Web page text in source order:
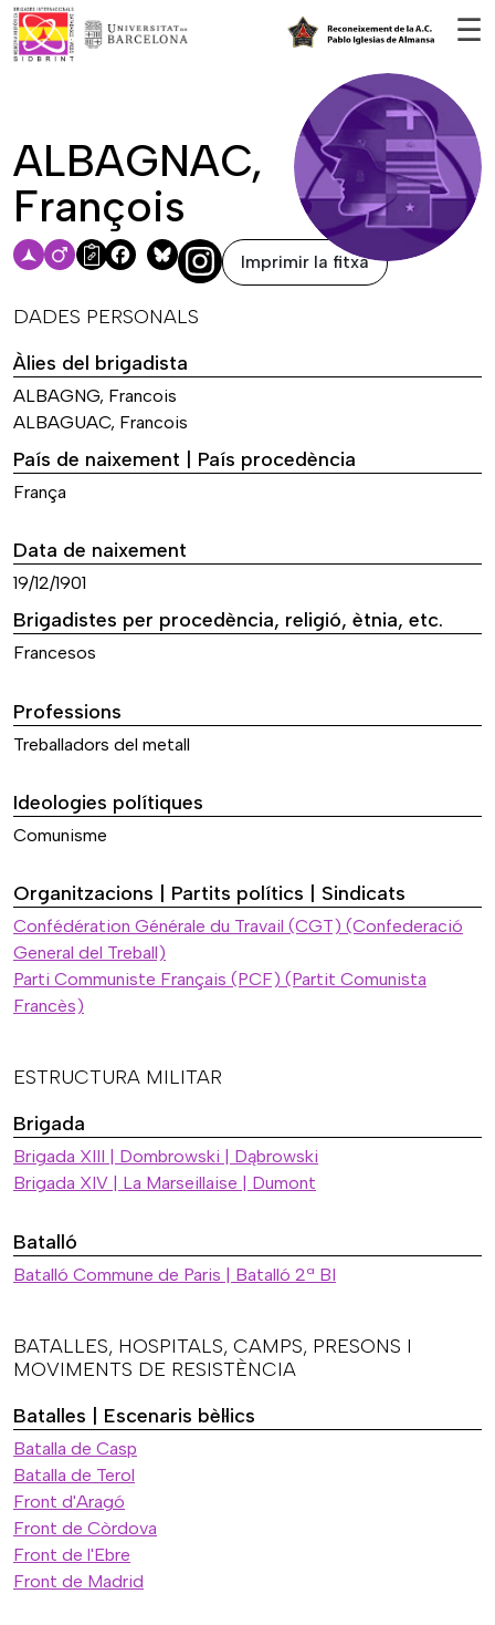
☰
ALBAGNAC,
François
Facebook
Bluesky Imprimir la fitxa
DADES PERSONALS
Àlies del brigadista
ALBAGNG, Francois
ALBAGUAC, Francois
País de naixement | País procedència
França
Data de naixement
19/12/1901
Brigadistes per procedència, religió, ètnia, etc.
Francesos
Professions
Treballadors del metall
Ideologies polítiques
Comunisme
Organitzacions | Partits polítics | Sindicats
Confédération Générale du Travail (CGT) (Confederació
General del Treball)
Parti Communiste Français (PCF) (Partit Comunista
Francès)
ESTRUCTURA MILITAR
Brigada
Brigada XIII | Dombrowski | Dąbrowski
Brigada XIV | La Marseillaise | Dumont
Batalló
Batalló Commune de Paris | Batalló 2ª BI
BATALLES, HOSPITALS, CAMPS, PRESONS I
MOVIMENTS DE RESISTÈNCIA
Batalles | Escenaris bèl·lics
Batalla de Casp
Batalla de Terol
Front d'Aragó
Front de Còrdova
Front de l'Ebre
Front de Madrid